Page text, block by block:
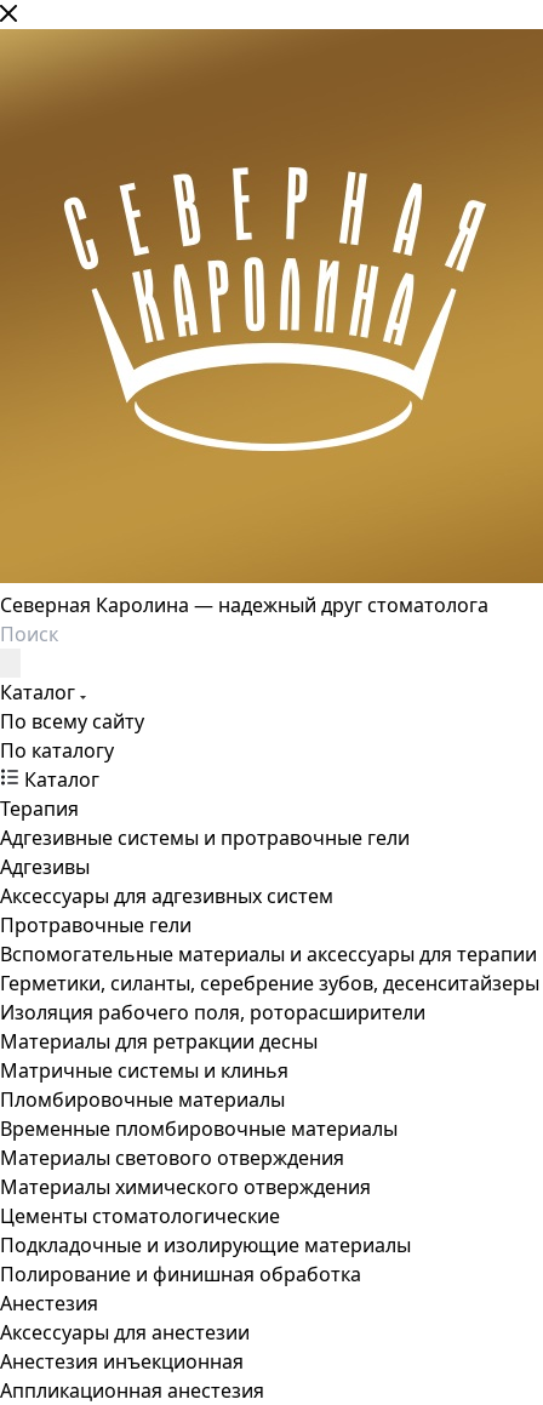
Северная Каролина — надежный друг стоматолога
Каталог
По всему сайту
По каталогу
Каталог
Терапия
Адгезивные системы и протравочные гели
Адгезивы
Аксессуары для адгезивных систем
Протравочные гели
Вспомогательные материалы и аксессуары для терапии
Герметики, силанты, серебрение зубов, десенситайзеры
Изоляция рабочего поля, роторасширители
Материалы для ретракции десны
Матричные системы и клинья
Пломбировочные материалы
Временные пломбировочные материалы
Материалы светового отверждения
Материалы химического отверждения
Цементы стоматологические
Подкладочные и изолирующие материалы
Полирование и финишная обработка
Анестезия
Аксессуары для анестезии
Анестезия инъекционная
Аппликационная анестезия